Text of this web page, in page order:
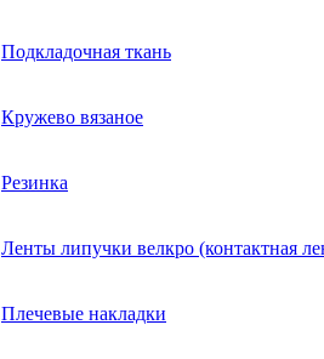
Подкладочная ткань
Кружево вязаное
Резинка
Ленты липучки велкро (контактная
Плечевые накладки